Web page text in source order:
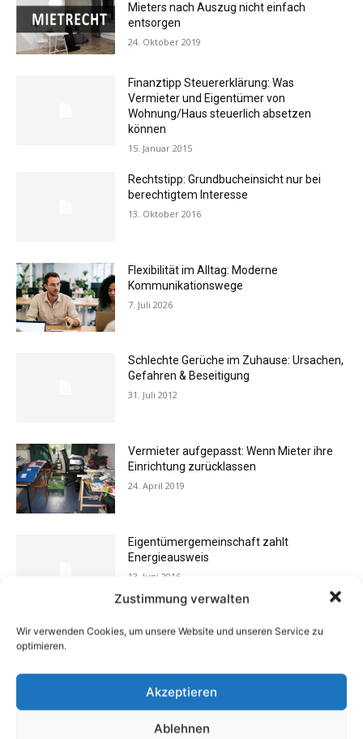
Zustimmung verwalten
Wir verwenden Cookies, um unsere Website und unseren Service zu
optimieren.
Akzeptieren
Ablehnen
Mieters nach Auszug nicht einfach
entsorgen
24. Oktober 2019
Finanztipp Steuererklärung: Was
Vermieter und Eigentümer von
Wohnung/Haus steuerlich absetzen
können
15. Januar 2015
Rechtstipp: Grundbucheinsicht nur bei
berechtigtem Interesse
13. Oktober 2016
Flexibilität im Alltag: Moderne
Kommunikationswege
7. Juli 2026
Schlechte Gerüche im Zuhause: Ursachen,
Gefahren & Beseitigung
31. Juli 2012
Vermieter aufgepasst: Wenn Mieter ihre
Einrichtung zurücklassen
24. April 2019
Eigentümergemeinschaft zahlt
Energieausweis
13. Juni 2016
Buchtipp: «Oliven»